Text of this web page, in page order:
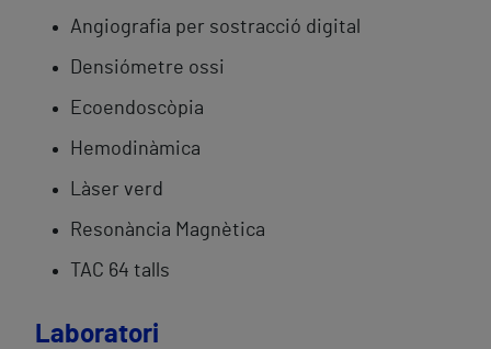
Angiografia per sostracció digital
Densiómetre ossi
Ecoendoscòpia
Hemodinàmica
Làser verd
Resonància Magnètica
TAC 64 talls
Laboratori